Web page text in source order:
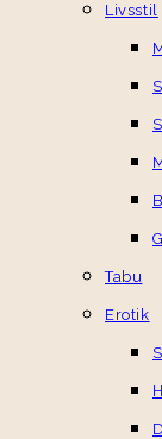
Livsstil
Tabu
Erotik